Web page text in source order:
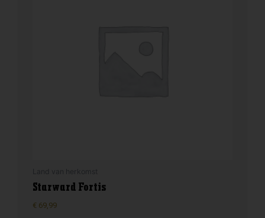
Starward Fortis
€ 69,99